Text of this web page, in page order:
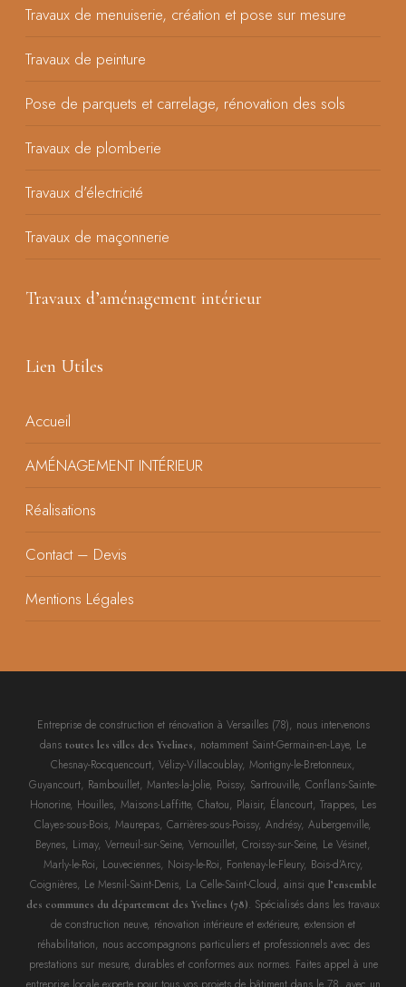
Travaux de menuiserie, création et pose sur mesure
Travaux de peinture
Pose de parquets et carrelage, rénovation des sols
Travaux de plomberie
Travaux d’électricité
Travaux de maçonnerie
Travaux d’aménagement intérieur
Lien Utiles
Accueil
AMÉNAGEMENT INTÉRIEUR
Réalisations
Contact – Devis
Mentions Légales
Entreprise de construction et rénovation à Versailles (78), nous intervenons
dans toutes les villes des Yvelines, notamment Saint-Germain-en-Laye, Le
Chesnay-Rocquencourt, Vélizy-Villacoublay, Montigny-le-Bretonneux,
Guyancourt, Rambouillet, Mantes-la-Jolie, Poissy, Sartrouville, Conflans-Sainte-
Honorine, Houilles, Maisons-Laffitte, Chatou, Plaisir, Élancourt, Trappes, Les
Clayes-sous-Bois, Maurepas, Carrières-sous-Poissy, Andrésy, Aubergenville,
Beynes, Limay, Verneuil-sur-Seine, Vernouillet, Croissy-sur-Seine, Le Vésinet,
Marly-le-Roi, Louveciennes, Noisy-le-Roi, Fontenay-le-Fleury, Bois-d’Arcy,
Coignières, Le Mesnil-Saint-Denis, La Celle-Saint-Cloud, ainsi que l’ensemble
des communes du département des Yvelines (78). Spécialisés dans les travaux
de construction neuve, rénovation intérieure et extérieure, extension et
réhabilitation, nous accompagnons particuliers et professionnels avec des
prestations sur mesure, durables et conformes aux normes. Faites appel à une